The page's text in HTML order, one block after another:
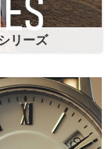
ナル
リーズ